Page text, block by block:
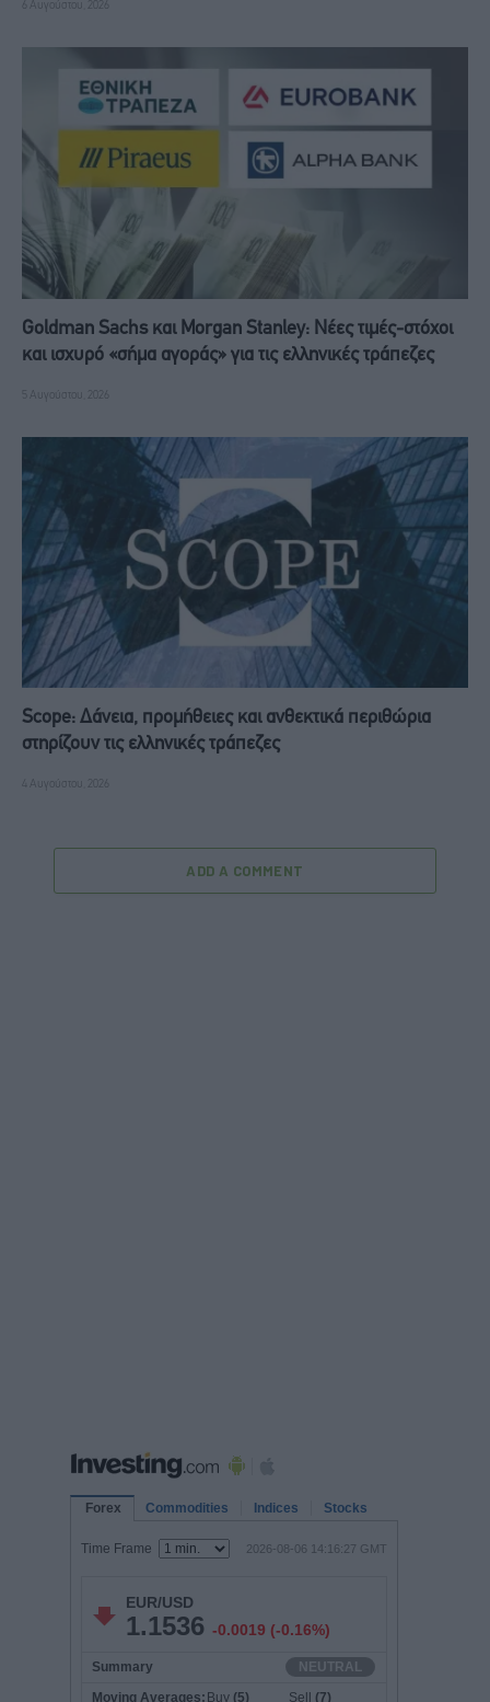
6 Αυγούστου, 2026
Goldman Sachs και Morgan Stanley: Νέες τιμές-στόχοι
και ισχυρό «σήμα αγοράς» για τις ελληνικές τράπεζες
5 Αυγούστου, 2026
Scope: Δάνεια, προμήθειες και ανθεκτικά περιθώρια
στηρίζουν τις ελληνικές τράπεζες
4 Αυγούστου, 2026
ADD A COMMENT